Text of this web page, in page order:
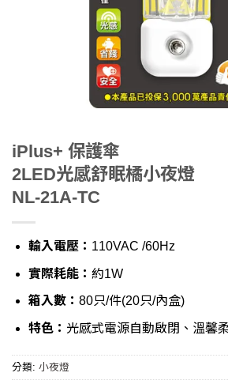
iPlus+ 保護傘
2LED光感舒眠橘小夜燈
NL-21A-TC
輸入電壓： 110VAC /60Hz
實際耗能： 約1W
箱入數： 80只/件(20只/內盒)
特色： 光感式電源自動啟閉、溫馨
分類: 小夜燈